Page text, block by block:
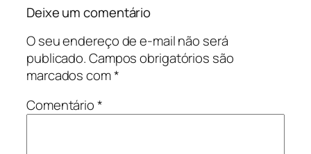
Deixe um comentário
O seu endereço de e-mail não será
publicado.Campos obrigatórios são
marcados com*
Comentário*